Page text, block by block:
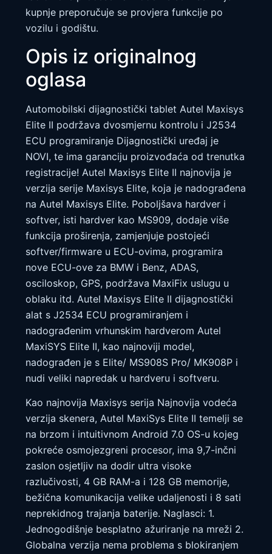
kupnje preporučuje se provjera funkcije po
vozilu i godištu.
Opis iz originalnog
oglasa
Automobilski dijagnostički tablet Autel Maxisys
Elite II podržava dvosmjernu kontrolu i J2534
ECU programiranje Dijagnostički uređaj je
NOVI, te ima garanciju proizvođaća od trenutka
registracije! Autel Maxisys Elite II najnovija je
verzija serije Maxisys Elite, koja je nadograđena
na Autel Maxisys Elite. Poboljšava hardver i
softver, isti hardver kao MS909, dodaje više
funkcija proširenja, zamjenjuje postojeći
softver/firmware u ECU-ovima, programira
nove ECU-ove za BMW i Benz, ADAS,
osciloskop, GPS, podržava MaxiFix uslugu u
oblaku itd. Autel Maxisys Elite II dijagnostički
alat s J2534 ECU programiranjem i
nadograđenim vrhunskim hardverom Autel
MaxiSYS Elite II, kao najnoviji model,
nadograđen je s Elite/ MS908S Pro/ MK908P i
nudi veliki napredak u hardveru i softveru.
Kao najnovija Maxisys serija Najnovija vodeća
verzija skenera, Autel MaxiSys Elite II temelji se
na brzom i intuitivnom Android 7.0 OS-u kojeg
pokreće osmojezgreni procesor, ima 9,7-inčni
zaslon osjetljiv na dodir ultra visoke
razlučivosti, 4 GB RAM-a i 128 GB memorije,
bežična komunikacija velike udaljenosti i 8 sati
neprekidnog trajanja baterije. Naglasci: 1.
Jednogodišnje besplatno ažuriranje na mreži 2.
Globalna verzija nema problema s blokiranjem